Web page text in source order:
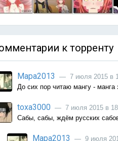
к торренту
Мара2013
— 7 июля 2015 в
До сих пор читаю мангу -
toxa3000 — 7 июля 2015 в
Сабы, сабы, ждём русских
Мара2013 — 9 июля